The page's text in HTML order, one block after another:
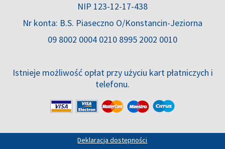
NIP 123-12-17-438
Nr konta: B.S. Piaseczno O/Konstancin-Jeziorna
09 8002 0004 0210 8995 2002 0010
Istnieje możliwość opłat przy użyciu kart płatniczych i
telefonu.
Deklaracja dostępności